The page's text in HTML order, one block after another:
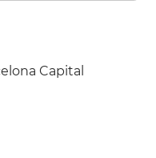
Capital